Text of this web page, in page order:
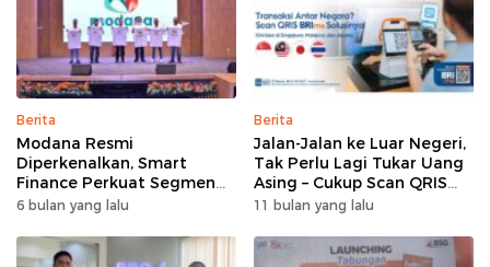
Berita
Modana Resmi
Diperkenalkan, Smart
Finance Perkuat Segmen
Pembiayaan Multiguna
6 bulan yang lalu
Berita
Jalan-Jalan ke Luar Negeri,
Tak Perlu Lagi Tukar Uang
Asing – Cukup Scan QRIS
Pakai BRImo
11 bulan yang lalu